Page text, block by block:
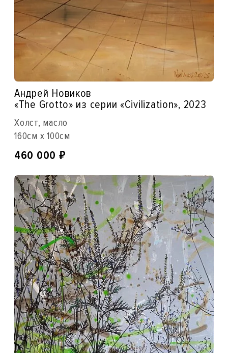
Андрей Новиков
«The Grotto» из серии «Civilization», 2023
Холст, масло
160см x 100см
460 000 ₽